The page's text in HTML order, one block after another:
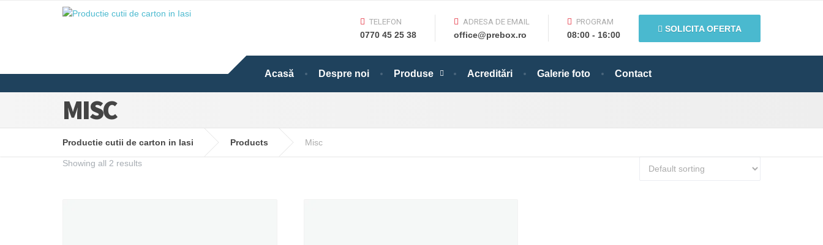
Acasă Despre noi Produse Acreditări Galerie foto Contact
TELEFON
0770 45 25 38
ADRESA DE EMAIL
office@prebox.ro
PROGRAM
08:00 - 16:00
SOLICITA OFERTA
MISC
Productie cutii de carton in Iasi Products Misc
Showing all 2 results